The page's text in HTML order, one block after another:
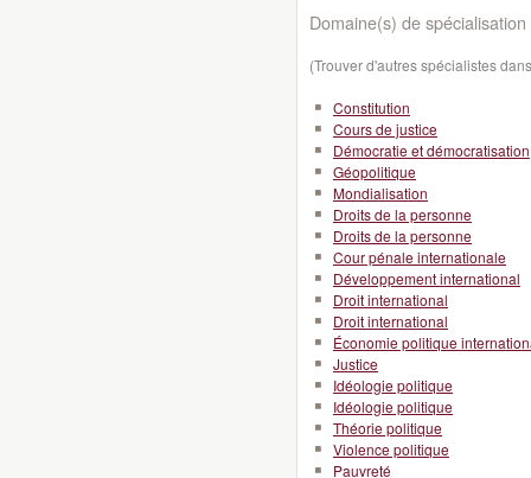
Domaine(s) de spécialisation
(Trouver d'autres spécialistes
Constitution
Cours de justice
Démocratie et démocratisation
Géopolitique
Mondialisation
Droits de la personne
Droits de la personne
Cour pénale internationale
Développement international
Droit international
Droit international
Économie politique
Justice
Idéologie politique
Idéologie politique
Théorie politique
Violence politique
Pauvreté